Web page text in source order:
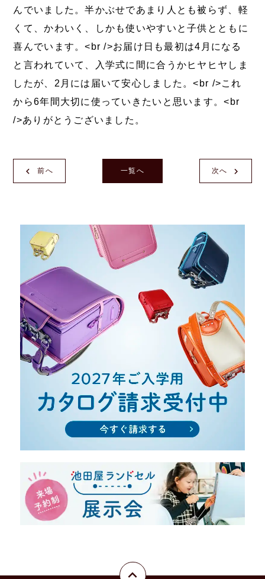
んでいました。半かぶせであまり人とも被らず、軽
くて、かわいく、しかも使いやすいと子供とともに
喜んでいます。<br />お届け日も最初は4月になる
と言われていて、入学式に間に合うかヒヤヒヤしま
したが、2月には届いて安心しました。<br />これ
から6年間大切に使っていきたいと思います。<br
/>ありがとうございました。
前へ 次へ
一覧へ